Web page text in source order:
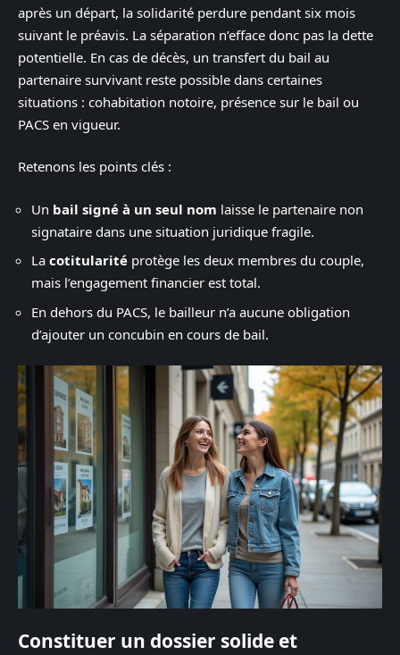
après un départ, la solidarité perdure pendant six mois
suivant le préavis. La séparation n’efface donc pas la dette
potentielle. En cas de décès, un transfert du bail au
partenaire survivant reste possible dans certaines
situations : cohabitation notoire, présence sur le bail ou
PACS en vigueur.
Retenons les points clés :
Un bail signé à un seul nom laisse le partenaire non
signataire dans une situation juridique fragile.
La cotitularité protège les deux membres du couple,
mais l’engagement financier est total.
En dehors du PACS, le bailleur n’a aucune obligation
d’ajouter un concubin en cours de bail.
Constituer un dossier solide et